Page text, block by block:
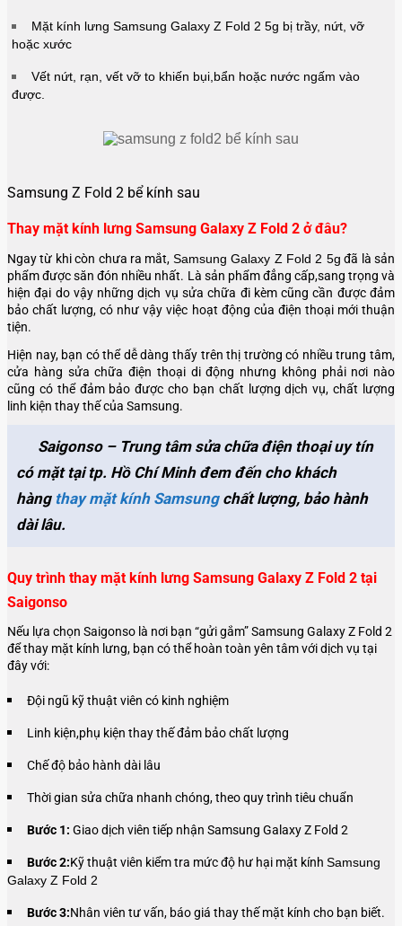
Mặt kính lưng Samsung Galaxy Z Fold 2 5g bị trầy, nứt, vỡ
hoặc xước
Vết nứt, rạn, vết vỡ to khiến bụi,bẩn hoặc nước ngấm vào
được.
Samsung Z Fold 2 bể kính sau
Thay mặt kính lưng Samsung Galaxy Z Fold 2 ở đâu?
Ngay từ khi còn chưa ra mắt, Samsung Galaxy Z Fold 2 5g đã là sản
phẩm được săn đón nhiều nhất. Là sản phẩm đẳng cấp,sang trọng và
hiện đại do vậy những dịch vụ sửa chữa đi kèm cũng cần được đảm
bảo chất lượng, có như vậy việc hoạt động của điện thoại mới thuận
tiện.
Hiện nay, bạn có thể dễ dàng thấy trên thị trường có nhiều trung tâm,
cửa hàng sửa chữa điện thoại di động nhưng không phải nơi nào
cũng có thể đảm bảo được cho bạn chất lượng dịch vụ, chất lượng
linh kiện thay thế của Samsung.
Saigonso – Trung tâm sửa chữa điện thoại uy tín
có mặt tại tp. Hồ Chí Minh đem đến cho khách
hàng thay mặt kính Samsungchất lượng, bảo hành
dài lâu.
Quy trình thay mặt kính lưng Samsung Galaxy Z Fold 2 tại
Saigonso
Nếu lựa chọn Saigonso là nơi bạn “gửi gắm” Samsung Galaxy Z Fold 2
để thay mặt kính lưng, bạn có thể hoàn toàn yên tâm với dịch vụ tại
đây với:
Đội ngũ kỹ thuật viên có kinh nghiệm
Linh kiện,phụ kiện thay thế đảm bảo chất lượng
Chế độ bảo hành dài lâu
Thời gian sửa chữa nhanh chóng, theo quy trình tiêu chuẩn
Bước 1: Giao dịch viên tiếp nhận Samsung Galaxy Z Fold 2
Bước 2:Kỹ thuật viên kiểm tra mức độ hư hại mặt kính Samsung
Galaxy Z Fold 2
Bước 3:Nhân viên tư vấn, báo giá thay thế mặt kính cho bạn biết.